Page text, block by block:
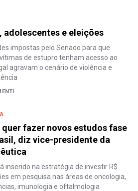
adolescentes e eleições
impostas pelo Senado para que
de estupro tenham acesso ao
agravam o cenário de violência e
quer fazer novos estudos fase
diz vice-presidente da
inserido na estratégia de investir R$
em pesquisa nas áreas de oncologia,
imunologia e oftalmologia